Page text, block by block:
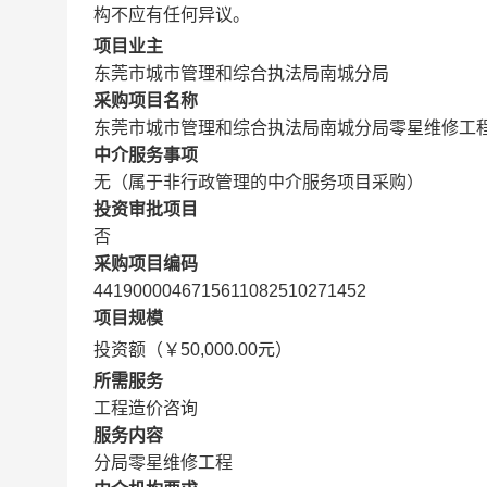
构不应有任何异议。
项目业主
东莞市城市管理和综合执法局南城分局
采购项目名称
东莞市城市管理和综合执法局南城分局零星维修工
中介服务事项
无（属于非行政管理的中介服务项目采购）
投资审批项目
否
采购项目编码
4419000046715611082510271452
项目规模
投资额（￥50,000.00元）
所需服务
工程造价咨询
服务内容
分局零星维修工程